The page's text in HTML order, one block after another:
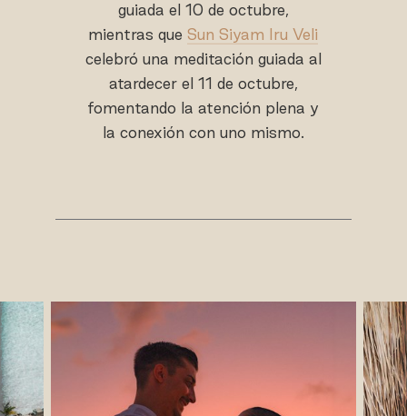
guiada el 10 de octubre,
mientras queSun Siyam Iru Veli
celebró una meditación guiada al
atardecer el 11 de octubre,
fomentando la atención plena y
la conexión con uno mismo.